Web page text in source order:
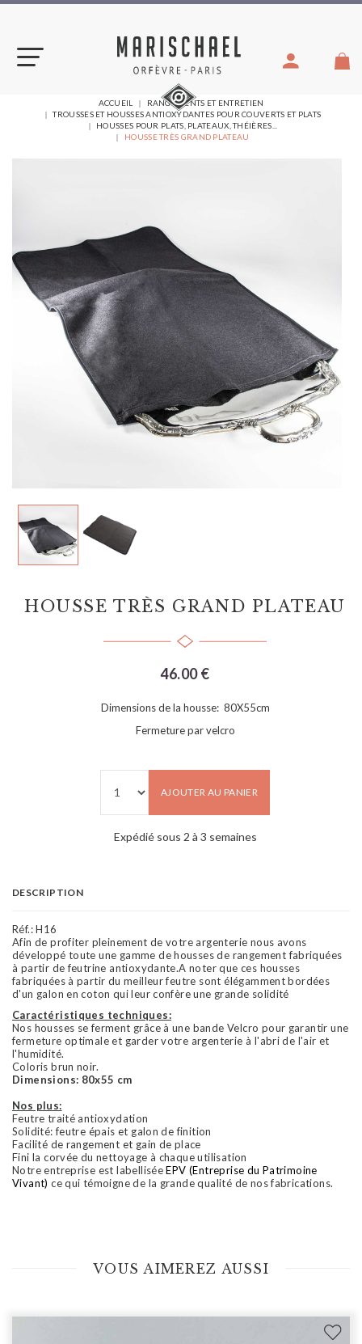
Aller
VOUS
ÊTES
ICI :
ACCUEIL
RANGEMENTS ET ENTRETIEN
TROUSSES ET HOUSSES ANTIOXYDANTES POUR COUVERTS ET PLATS
HOUSSES POUR PLATS, PLATEAUX, THÉIÈRES...
HOUSSE TRÈS GRAND PLATEAU
HOUSSE TRÈS GRAND PLATEAU
46.00 €
Dimensions de la housse: 80X55cm
Fermeture par velcro
AJOUTER AU PANIER
Expédié sous 2 à 3 semaines
DESCRIPTION
Réf.:H16
Afin de profiter pleinement de votre argenterie nous avons
développé toute une gamme de housses de rangement fabriquées
à partir de feutrine antioxydante.A noter que ces housses
fabriquées à partir du meilleur feutre sont élégamment bordées
d'un galon en coton qui leur confère une grande solidité
Caractéristiques techniques:
Nos housses se ferment grâce à une bande Velcro pour garantir une
fermeture optimale et garder votre argenterie à l'abri de l'air et
l'humidité.
Coloris brun noir.
Dimensions: 80x55 cm
Nos plus:
Feutre traité antioxydation
Solidité: feutre épais et galon de finition
Facilité de rangement et gain de place
Fini la corvée du nettoyage à chaque utilisation
Notre entreprise est labelliséeEPV (Entreprise du Patrimoine
Vivant) ce qui témoigne de la grande qualité de nos fabrications.
VOUS AIMEREZ AUSSI